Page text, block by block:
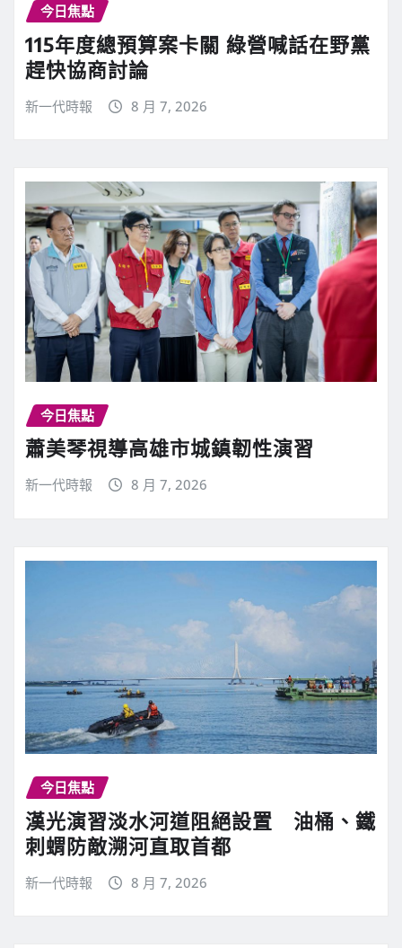
今日焦點
115年度總預算案卡關 綠營喊話在野黨
趕快協商討論
新一代時報 8 月 7, 2026
今日焦點
蕭美琴視導高雄市城鎮韌性演習
新一代時報 8 月 7, 2026
今日焦點
漢光演習淡水河道阻絕設置 油桶、鐵
刺蝟防敵溯河直取首都
新一代時報 8 月 7, 2026